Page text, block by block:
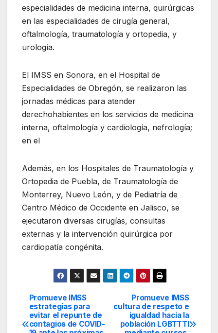
especialidades de medicina interna, quirúrgicas
en las especialidades de cirugía general,
oftalmología, traumatología y ortopedia, y
urología.
El IMSS en Sonora, en el Hospital de
Especialidades de Obregón, se realizaron las
jornadas médicas para atender
derechohabientes en los servicios de medicina
interna, oftalmología y cardiología, nefrología;
en el
Además, en los Hospitales de Traumatología y
Ortopedia de Puebla, de Traumatología de
Monterrey, Nuevo León, y de Pediatría de
Centro Médico de Occidente en Jalisco, se
ejecutaron diversas cirugías, consultas
externas y la intervención quirúrgica por
cardiopatía congénita.
Navegación
de
Promueve IMSS
cultura de respeto e
igualdad hacia la
población LGBTTTI
Promueve IMSS
estrategias para
evitar el repunte de
contagios de COVID-